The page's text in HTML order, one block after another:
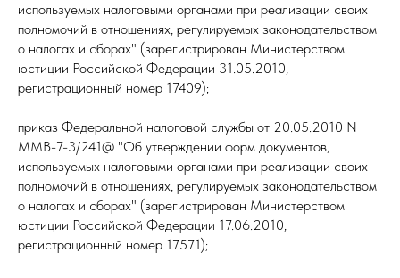
используемых налоговыми органами при реализации своих
полномочий в отношениях, регулируемых законодательством
о налогах и сборах" (зарегистрирован Министерством
юстиции Российской Федерации 31.05.2010,
регистрационный номер 17409);
приказ Федеральной налоговой службы от 20.05.2010 N
ММВ-7-3/241@ "Об утверждении форм документов,
используемых налоговыми органами при реализации своих
полномочий в отношениях, регулируемых законодательством
о налогах и сборах" (зарегистрирован Министерством
юстиции Российской Федерации 17.06.2010,
регистрационный номер 17571);